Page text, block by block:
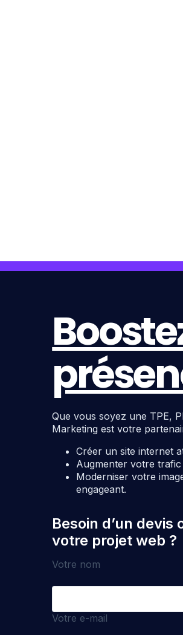
Que vous soyez une TPE,
Marketing est votre
Créer un site internet
Augmenter votre trafic
Moderniser votre
engageant.
Besoin d’un devis
votre projet web ?
Votre nom
Votre e-mail